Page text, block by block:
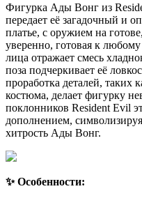
Фигурка Ады Вонг из
передает её загадочный и
платье, с оружием на
уверенно, готовая к
лица отражает смесь
поза подчеркивает её
проработка деталей, таких
костюма, делает фигурку
поклонников Resident Evil
дополнением,
хитрость Ады Вонг.
✨ Особенности: